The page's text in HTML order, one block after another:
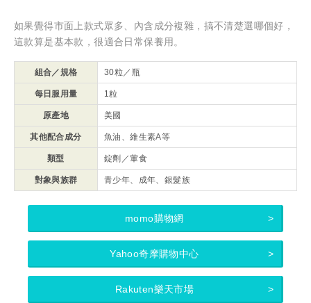
如果覺得市面上款式眾多、內含成分複雜，搞不清楚選哪個好，
這款算是基本款，很適合日常保養用。
組合／規格 30粒／瓶
每日服用量 1粒
原產地 美國
其他配合成分 魚油、維生素A等
類型 錠劑／葷食
對象與族群 青少年、成年、銀髮族
momo購物網
Yahoo奇摩購物中心
Rakuten樂天市場